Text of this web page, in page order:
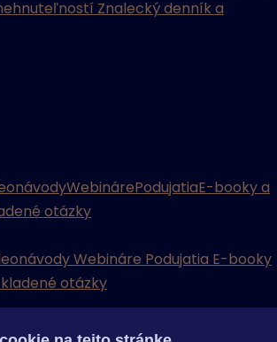
Znalecký denník a
WebinárePodujatiaE-booky a
otázky
Webináre Podujatia E-booky
otázky